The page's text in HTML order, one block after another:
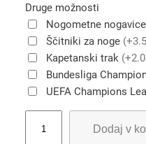
Druge možnosti
Nogometne nogavice
Ščitniki za noge
Kapetanski trak
Bundesliga
UEFA Champions
Dodaj v